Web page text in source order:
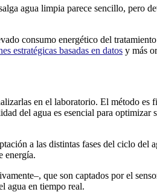
agua limpia parece sencillo, pero
consumo energético del
estratégicas basadas en datos y más
en el laboratorio. El método
del agua es esencial para
a las distintas fases del ciclo del
energía.
que son captados por el
agua en tiempo real.